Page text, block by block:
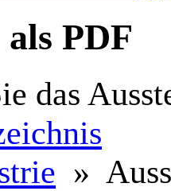
PDF
das
»